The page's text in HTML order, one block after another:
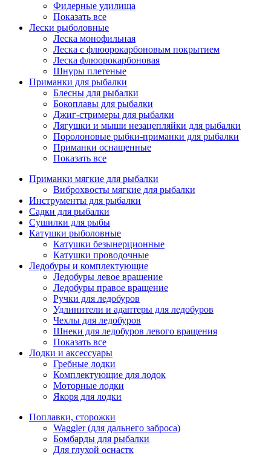
Фидерные удилища
Показать все
Лески рыболовные
Леска монофильная
Леска с флюорокарбоновым покрытием
Леска флюорокарбоновая
Шнуры плетеные
Приманки для рыбалки
Блесны для рыбалки
Бокоплавы для рыбалки
Джиг-стримеры для рыбалки
Лягушки и мыши незацепляйки для рыбалки
Поролоновые рыбки-приманки для рыбалки
Приманки оснащенные
Показать все
Приманки мягкие для рыбалки
Виброхвосты мягкие для рыбалки
Инструменты для рыбалки
Садки для рыбалки
Сушилки для рыбы
Катушки рыболовные
Катушки безынерционные
Катушки проводочные
Ледобуры и комплектующие
Ледобуры левое вращение
Ледобуры правое вращение
Ручки для ледобуров
Удлинители и адаптеры для ледобуров
Чехлы для ледобуров
Шнеки для ледобуров левого вращения
Показать все
Лодки и аксессуары
Гребные лодки
Комплектующие для лодок
Моторные лодки
Якоря для лодки
Поплавки, сторожки
Waggler (для дальнего заброса)
Бомбарды для рыбалки
Для глухой оснастк